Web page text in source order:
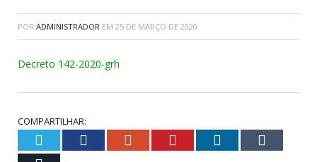
POR ADMINISTRADOR EM 25 DE MARÇO DE 2020
Decreto 142-2020-grh
COMPARTILHAR:
Twitter Facebook Google+ Pinterest LinkedIn